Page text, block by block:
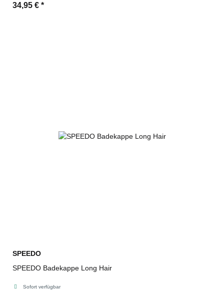
34,95 € *
SPEEDO
SPEEDO Badekappe Long Hair
Sofort verfügbar